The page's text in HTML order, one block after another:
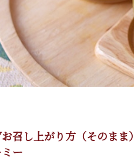
召し上がり方（そのまま
ー